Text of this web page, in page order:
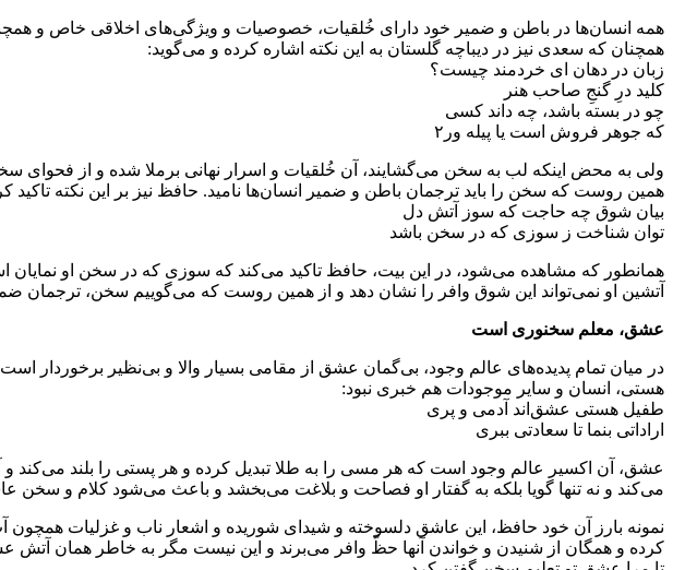
همه‌ انسان‌ها در باطن و ضمیر خود دارای خُلقیات، خصوصیات و ویژگی‌های اخلاقی خاص و همچنین
همچنان که سعدی نیز در دیباچه گلستان به این نکته اشاره کرده و می‌گوید:
زبان در دهان ای خردمند چیست؟
کلید درِ گنجِ صاحب هنر
چو در بسته باشد، چه داند کسی
که جوهر فروش است یا پیله ور۲
ولی به محض اینکه لب به سخن می‌گشایند، آن خُلقیات و اسرار نهانی برملا شده و از فحوای
همین روست که سخن را باید ترجمان باطن و ضمیر انسان‌ها نامید. حافظ نیز بر این نکته تاکید
بیان شوق چه حاجت که سوز آتش دل
توان شناخت ز سوزی که در سخن باشد
همانطور که مشاهده می‌شود، در این بیت، حافظ تاکید می‌کند که سوزی که در سخن او
آتشین او نمی‌تواند این شوق وافر را نشان دهد و از همین روست که می‌گوییم سخن، ترجمان
عشق، معلم سخنوری است
در میان تمام پدیده‌های عالم وجود، بی‌گمان عشق از مقامی بسیار والا و بی‌نظیر
هستی، انسان و سایر موجودات هم خبری نبود:
طفیل هستی عشق‌اند آدمی و پری
اراداتی بنما تا سعادتی ببری
عشق، آن اکسیر عالم وجود است که هر مسی را به طلا تبدیل کرده و هر پستی را بلند می‌کند
می‌کند و نه تنها گویا بلکه به گفتار او فصاحت و بلاغت می‌بخشد و باعث می‌شود کلام و سخن
نمونه‌ بارز آن خود حافظ، این عاشق دلسوخته و شیدای شوریده و اشعار ناب و غزلیات همچون
کرده و همگان از شنیدن و خواندن آنها حظّ وافر می‌برند و این نیست مگر به خاطر همان